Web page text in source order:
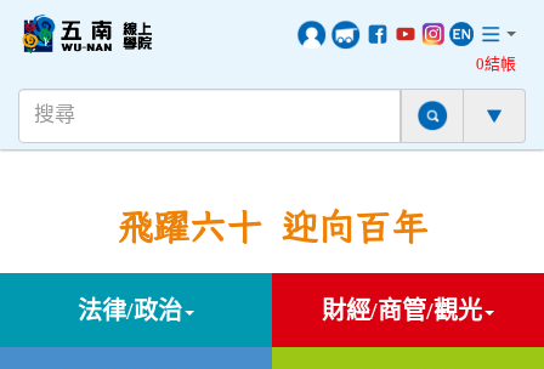
0結帳
飛躍六十 迎向百年
法律/政治 財經/商管/觀光